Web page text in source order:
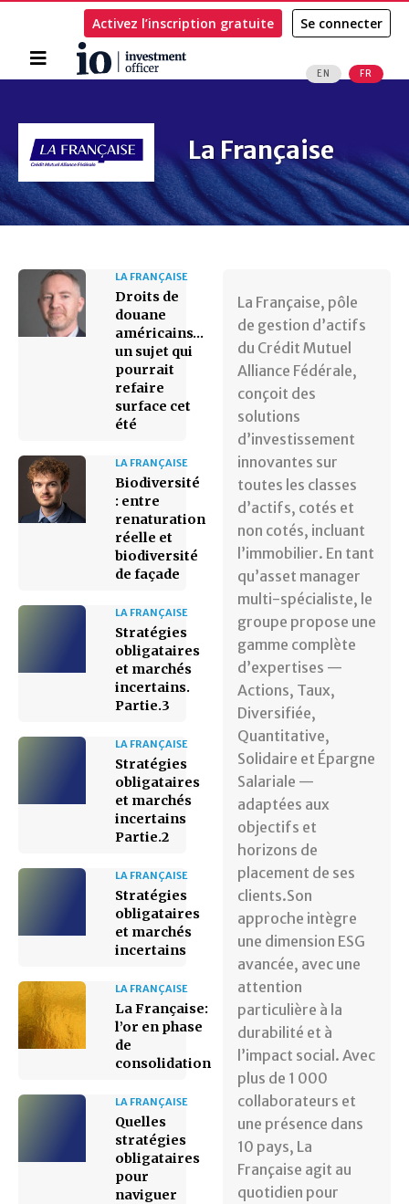
Accueil
EN FR
Activez l’inscription gratuite Se connecter
La Française
LA FRANÇAISE
Droits de
douane
américains…
un sujet qui
pourrait
refaire
surface cet
été
LA FRANÇAISE
Biodiversité
: entre
renaturation
réelle et
biodiversité
de façade
LA FRANÇAISE
Stratégies
obligataires
et marchés
incertains.
Partie.3
LA FRANÇAISE
Stratégies
obligataires
et marchés
incertains
Partie.2
LA FRANÇAISE
Stratégies
obligataires
et marchés
incertains
LA FRANÇAISE
La Française:
l’or en phase
de
consolidation
LA FRANÇAISE
Quelles
stratégies
obligataires
pour
naviguer
La Française, pôle
de gestion d’actifs
du Crédit Mutuel
Alliance Fédérale,
conçoit des
solutions
d’investissement
innovantes sur
toutes les classes
d’actifs, cotés et
non cotés, incluant
l’immobilier. En tant
qu’asset manager
multi-spécialiste, le
groupe propose une
gamme complète
d’expertises —
Actions, Taux,
Diversifiée,
Quantitative,
Solidaire et Épargne
Salariale —
adaptées aux
objectifs et
horizons de
placement de ses
clients.Son
approche intègre
une dimension ESG
avancée, avec une
attention
particulière à la
durabilité et à
l’impact social. Avec
plus de 1 000
collaborateurs et
une présence dans
10 pays, La
Française agit au
quotidien pour